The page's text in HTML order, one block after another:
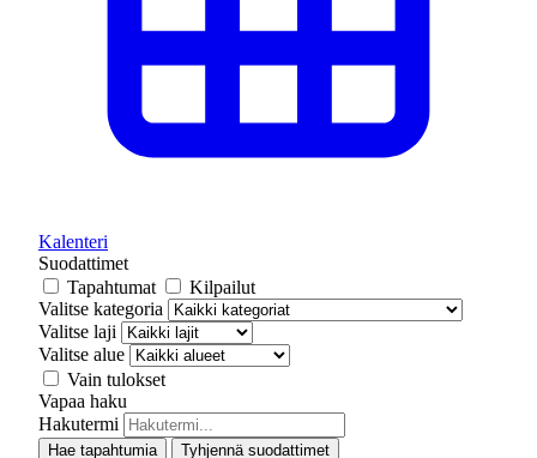
Kalenteri
Suodattimet
Tapahtumat
Kilpailut
Valitse kategoria
Valitse laji
Valitse alue
Vain tulokset
Vapaa haku
Hakutermi
Hae tapahtumia Tyhjennä suodattimet